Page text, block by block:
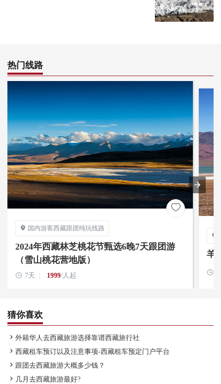
热门线路

 国内游客西藏跟团纯玩线路
2024年西藏林芝桃花节甄选6晚7天跟团游
（雪山桃花营地版）
 7天 1999/人起

羊

猜你喜欢
 外籍华人去西藏旅游选择靠谱西藏旅行社
 西藏租车预订以及注意事项-西藏租车预定门户平台
 跟团去西藏旅游大概多少钱？
 几月去西藏旅游最好?